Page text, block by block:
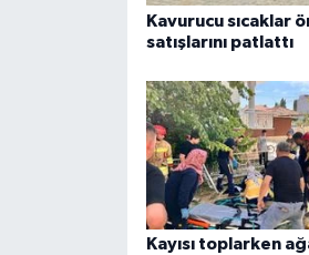
Kavurucu sıcaklar
satışlarını patlattı
Kayısı toplarken